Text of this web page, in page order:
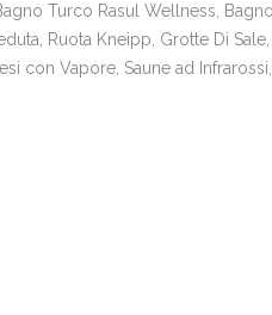
Turco Rasul Wellness,
Ruota Kneipp, Grotte Di
con Vapore, Saune ad